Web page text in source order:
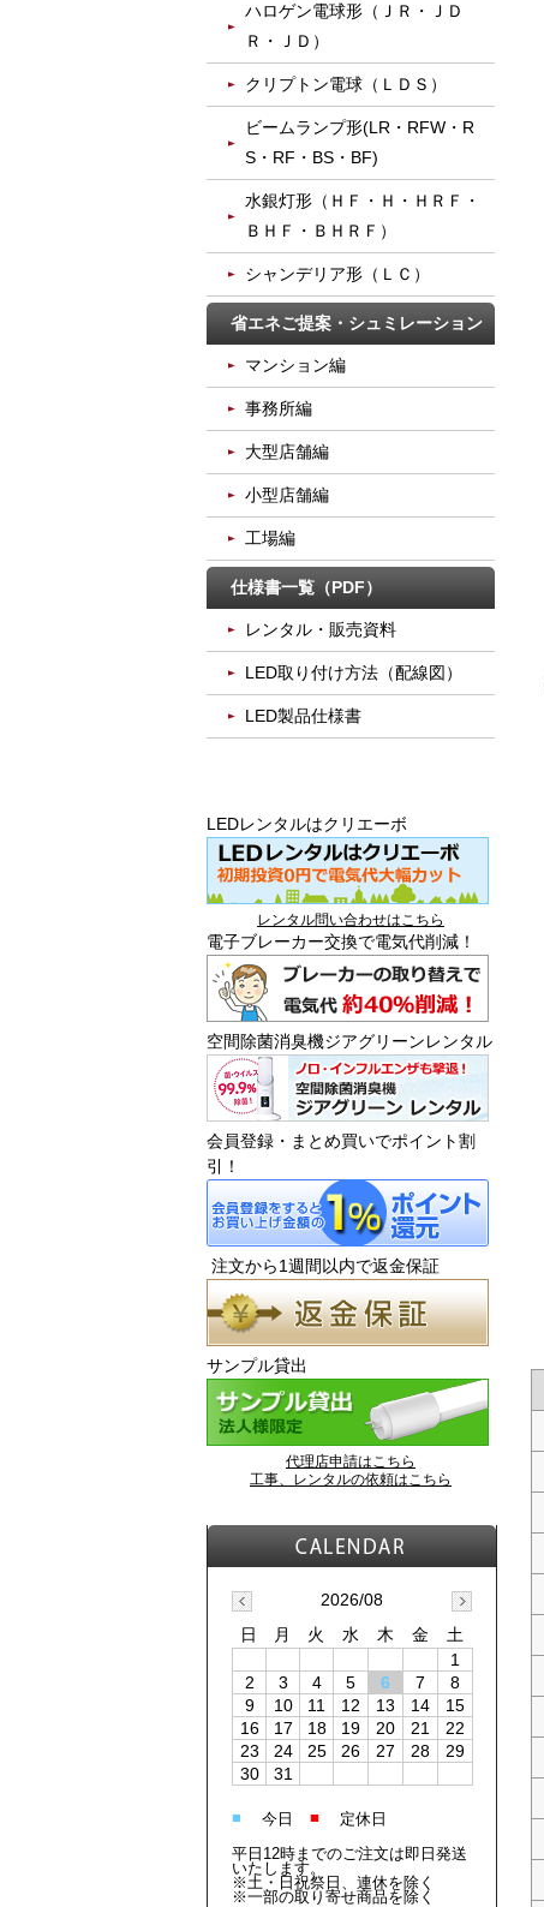
ハロゲン電球形（ＪＲ・ＪＤ
Ｒ・ＪＤ）
クリプトン電球（ＬＤＳ）
ビームランプ形(LR・RFW・R
S・RF・BS・BF)
水銀灯形（ＨＦ・Ｈ・ＨＲＦ・
ＢＨＦ・ＢＨＲＦ）
シャンデリア形（ＬＣ）
省エネご提案・シュミレーション
マンション編
事務所編
大型店舗編
小型店舗編
工場編
仕様書一覧（PDF）
レンタル・販売資料
LED取り付け方法（配線図）
LED製品仕様書
LEDレンタルはクリエーボ
レンタル問い合わせはこちら
電子ブレーカー交換で電気代削減！
空間除菌消臭機ジアグリーンレンタル
会員登録・まとめ買いでポイント割
引！
注文から1週間以内で返金保証
サンプル貸出
代理店申請はこちら
工事、レンタルの依頼はこちら
2026/08
日
月 火 水 木 金
土
1
2
3 4 5 6 7
8
9
10 11 12 13 14
15
16
17 18 19 20 21
22
23
24 25 26 27 28
29
30
31
■ 今日 ■ 定休日
平日12時までのご注文は即日発送
いたします。
※土・日祝祭日、連休を除く
※一部の取り寄せ商品を除く